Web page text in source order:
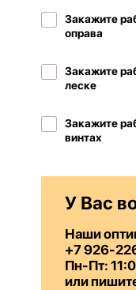
Закажите
оправа
Закажите
леске
Закажите
винтах
У Вас
Наши
+7 926-
Пн-Пт:
или